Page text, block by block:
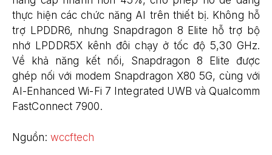
thực hiện các chức năng AI trên thiết bị. Không hỗ
trợ LPDDR6, nhưng Snapdragon 8 Elite hỗ trợ bộ
nhớ LPDDR5X kênh đôi chạy ở tốc độ 5,30 GHz.
Về khả năng kết nối, Snapdragon 8 Elite được
ghép nối với modem Snapdragon X80 5G, cùng với
AI-Enhanced Wi-Fi 7 Integrated UWB và Qualcomm
FastConnect 7900.
Nguồn: wccftech